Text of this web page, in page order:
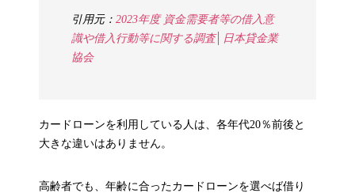
引用元：2023年度 資金需要者等の借入意
識や借入行動等に関する調査│日本貸金業
協会
カードローンを利用している人は、各年代20％前後と
大きな違いはありません。
高齢者でも、年齢に合ったカードローンを選べば借り